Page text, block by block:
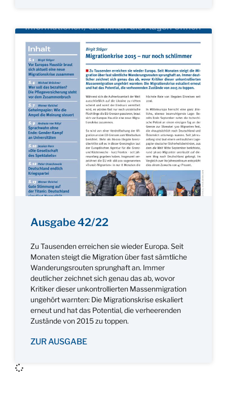
Ausgabe 42/22
Zu Tausenden erreichen sie wieder Europa. Seit
Monaten steigt die Migration über fast sämtliche
Wanderungsrouten sprunghaft an. Immer
deutlicher zeichnet sich genau das ab, wovor
Kritiker dieser unkontrollierten Massenmigration
ungehört warnten: Die Migrationskrise eskaliert
erneut und hat das Potential, die verheerenden
Zustände von 2015 zu toppen.
ZUR AUSGABE